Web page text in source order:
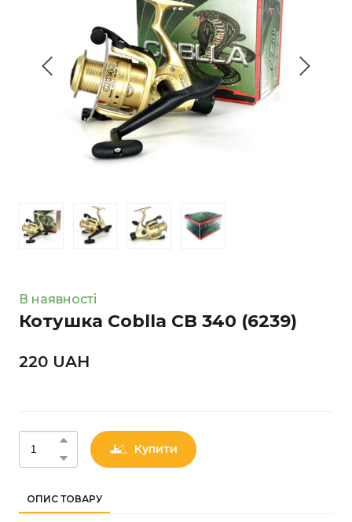
В наявності
Котушка Coblla CB 340 (6239)
220 UAН
Купити
ОПИС ТОВАРУ